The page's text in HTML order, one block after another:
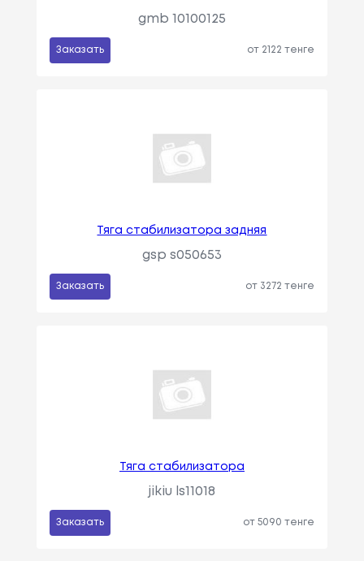
gmb 10100125
Заказать от 2122 тенге
Тяга стабилизатора задняя
gsp s050653
Заказать от 3272 тенге
Тяга стабилизатора
jikiu ls11018
Заказать от 5090 тенге